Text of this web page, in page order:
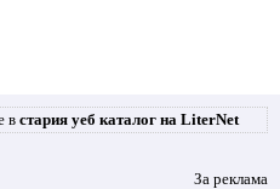
в стария уеб каталог на LiterNet
За реклама